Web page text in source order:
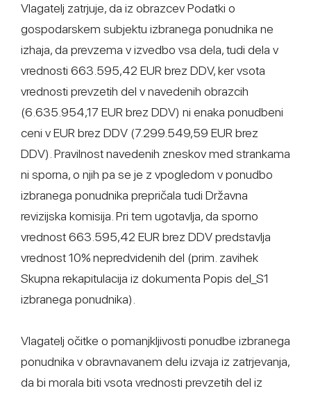
Vlagatelj zatrjuje, da iz obrazcev Podatki o
gospodarskem subjektu izbranega ponudnika ne
izhaja, da prevzema v izvedbo vsa dela, tudi dela v
vrednosti 663.595,42 EUR brez DDV, ker vsota
vrednosti prevzetih del v navedenih obrazcih
(6.635.954,17 EUR brez DDV) ni enaka ponudbeni
ceni v EUR brez DDV (7.299.549,59 EUR brez
DDV). Pravilnost navedenih zneskov med strankama
ni sporna, o njih pa se je z vpogledom v ponudbo
izbranega ponudnika prepričala tudi Državna
revizijska komisija. Pri tem ugotavlja, da sporno
vrednost 663.595,42 EUR brez DDV predstavlja
vrednost 10% nepredvidenih del (prim. zavihek
Skupna rekapitulacija iz dokumenta Popis del_S1
izbranega ponudnika).
Vlagatelj očitke o pomanjkljivosti ponudbe izbranega
ponudnika v obravnavanem delu izvaja iz zatrjevanja,
da bi morala biti vsota vrednosti prevzetih del iz